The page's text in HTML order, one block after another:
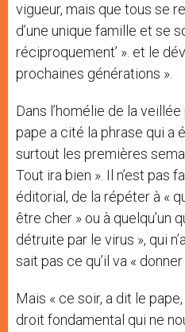
vigueur, mais que tous se
d’une unique famille et se
réciproquement’ ». et le
prochaines générations ».
Dans l’homélie de la
pape a cité la phrase qui a
surtout les premières
Tout ira bien ». Il n’est pas
éditorial, de la répéter à «
être cher » ou à quelqu’un
détruite par le virus », qui
sait pas ce qu’il va «
Mais « ce soir, a dit le
droit fondamental qui ne